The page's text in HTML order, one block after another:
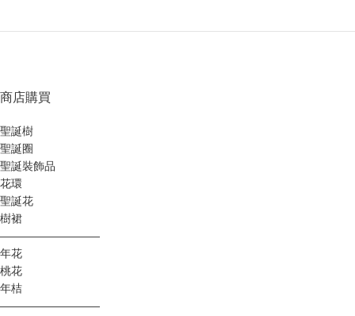
商店購買
聖誕樹
聖誕圈
聖誕裝飾品
花環
聖誕花
樹裙
—————————
年花
桃花
年桔
—————————